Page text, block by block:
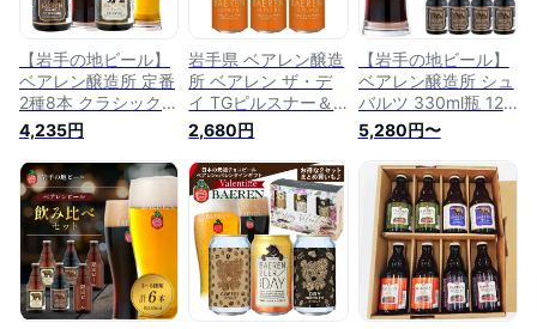
【岩手の地ビール】
ベアレン醸造所 定番
2種8本 クラシック
シュバルツ ギフト
BOX入り BGS【ギフ
ト箱付】【クラフト
ビール】
4,235円
岩手県 ベアレン醸造
所 ベアレン ザ・デ
イ TGピルスナー＆
Nクラシック 缶 2種
6本飲み比べセット
クラフトビール
2,680円
【岩手の地ビール】
ベアレン醸造所 シュ
バルツ 330ml瓶 12
本セット【酒 販売】
【クラフトビール】
【お歳暮】
5,280円〜